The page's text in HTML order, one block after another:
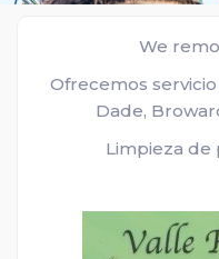
We
Ofrecemos
Dade,
Limpieza de